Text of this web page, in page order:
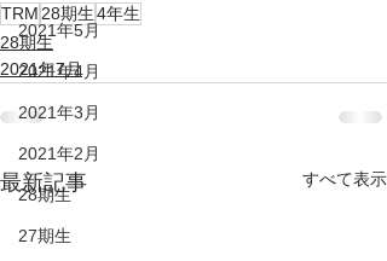
2021年5月
2021年4月
2021年3月
2021年2月
28期生
27期生
TRM28期生4年生
28期生
2021年7月
最新記事 すべて表示